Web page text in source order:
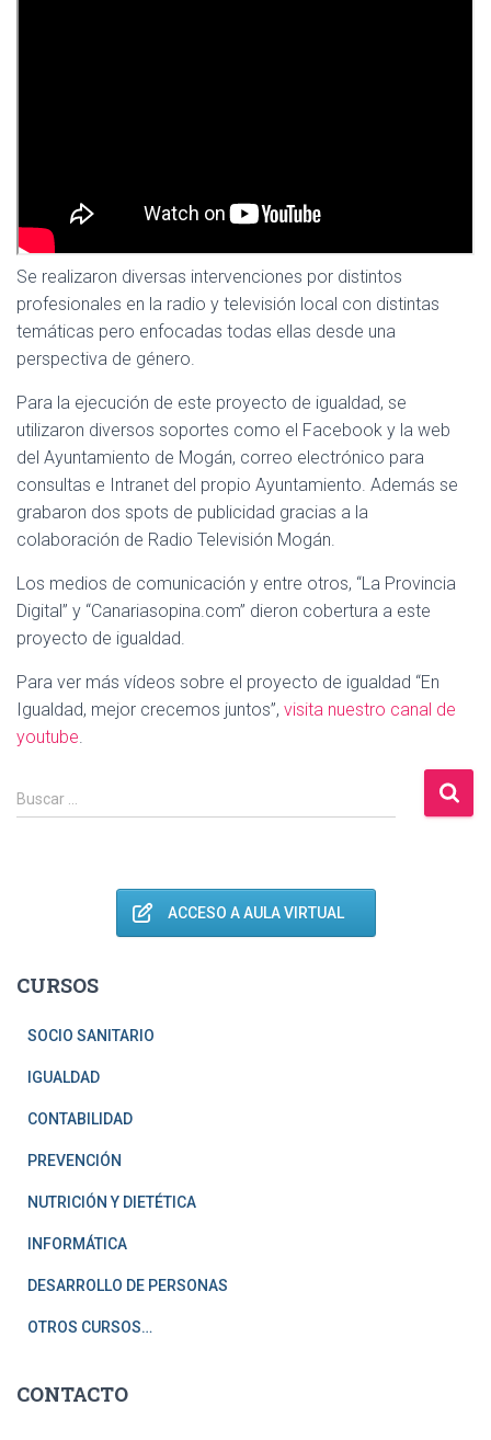
Se realizaron diversas intervenciones por distintos
profesionales en la radio y televisión local con distintas
temáticas pero enfocadas todas ellas desde una
perspectiva de género.
Para la ejecución de este proyecto de igualdad, se
utilizaron diversos soportes como el Facebook y la web
del Ayuntamiento de Mogán, correo electrónico para
consultas e Intranet del propio Ayuntamiento. Además se
grabaron dos spots de publicidad gracias a la
colaboración de Radio Televisión Mogán.
Los medios de comunicación y entre otros, “La Provincia
Digital” y “Canariasopina.com” dieron cobertura a este
proyecto de igualdad.
Para ver más vídeos sobre el proyecto de igualdad “En
Igualdad, mejor crecemos juntos”, visita nuestro canal de
youtube.
B
u
Buscar …
ACCESO A AULA VIRTUAL
CURSOS
SOCIO SANITARIO
IGUALDAD
CONTABILIDAD
PREVENCIÓN
NUTRICIÓN Y DIETÉTICA
INFORMÁTICA
DESARROLLO DE PERSONAS
OTROS CURSOS…
CONTACTO